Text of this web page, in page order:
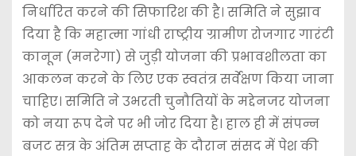
निर्धारित करने की सिफारिश की है। समिति ने सुझाव
दिया है कि महात्मा गांधी राष्ट्रीय ग्रामीण रोजगार गारंटी
कानून (मनरेगा) से जुड़ी योजना की प्रभावशीलता का
आकलन करने के लिए एक स्वतंत्र सर्वेक्षण किया जाना
चाहिए। समिति ने उभरती चुनौतियों के मद्देनजर योजना
को नया रूप देने पर भी जोर दिया है। हाल ही में संपन्न
बजट सत्र के अंतिम सप्ताह के दौरान संसद में पेश की